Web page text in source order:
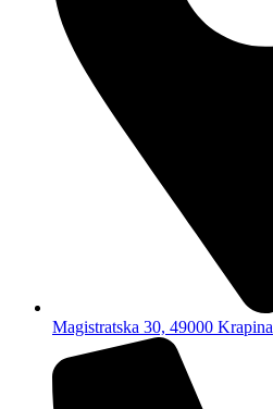
Magistratska 30, 49000 Krapina